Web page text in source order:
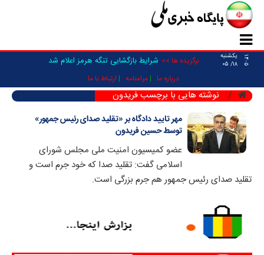
۱۴۰۵
یکشنبه
۱۸/ ۰۵
برگزیده ها >> شرایط بازگشایی تنگه هرمز اعلام شد
درباره ما مرامنامه ارتباط با ما
نوشته هایی با برچسب فریدون
مهر تایید دادگاه بر «تقلید صدای رئیس جمهور»
توسط حسین فریدون
عضو کمیسیون امنیت ملی مجلس شورای
اسلامی گفت: تقلید صدا که خود جرم است و
تقلید صدای رئیس جمهور هم جرم بزرگی است.